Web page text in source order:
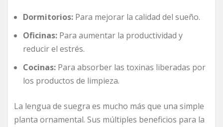
Dormitorios: Para mejorar la calidad del sueño.
Oficinas: Para aumentar la productividad y
reducir el estrés.
Cocinas: Para absorber las toxinas liberadas por
los productos de limpieza.
La lengua de suegra es mucho más que una simple
planta ornamental. Sus múltiples beneficios para la